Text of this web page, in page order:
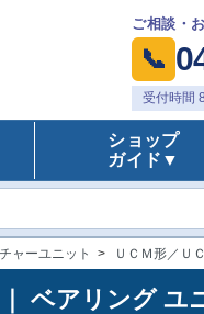
ご相談・
📞
受付時間
ショップ
ガイド▼
ャーユニット > ＵＣＭ形／Ｕ
ベアリング